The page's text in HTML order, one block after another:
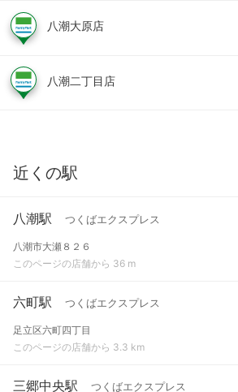
八潮大原店
八潮二丁目店
近くの駅
八潮駅 つくばエクスプレス
八潮市大瀬８２６
このページの店舗から 36 m
六町駅 つくばエクスプレス
足立区六町四丁目
このページの店舗から 3.3 km
三郷中央駅 つくばエクスプレス